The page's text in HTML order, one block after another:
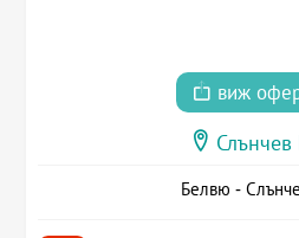
виж
Слънчев
Белвю -